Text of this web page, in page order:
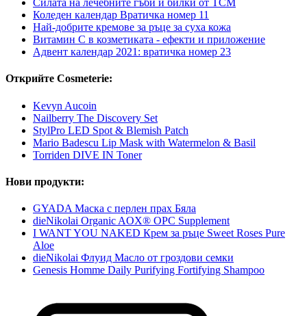
Силата на лечебните гъби и билки от TCM
Коледен календар Вратичка номер 11
Най-добрите кремове за ръце за суха кожа
Витамин С в козметиката - ефекти и приложение
Адвент календар 2021: вратичка номер 23
Открийте Cosmeterie:
Kevyn Aucoin
Nailberry The Discovery Set
StylPro LED Spot & Blemish Patch
Mario Badescu Lip Mask with Watermelon & Basil
Torriden DIVE IN Toner
Нови продукти:
GYADA Маска с перлен прах Бяла
dieNikolai Organic AOX® OPC Supplement
I WANT YOU NAKED Крем за ръце Sweet Roses Pure
Aloe
dieNikolai Флуид Масло от гроздови семки
Genesis Homme Daily Purifying Fortifying Shampoo